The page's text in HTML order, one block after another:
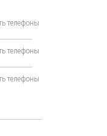
телефоны
телефоны
телефоны